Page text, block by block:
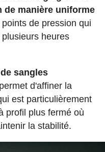
de manière uniforme
de pression qui
heures
sangles
d'affiner la
est particulièrement
profil plus fermé où
la stabilité.